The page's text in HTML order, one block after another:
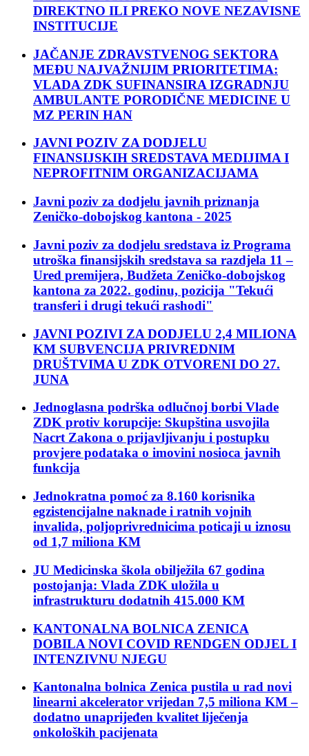
DIREKTNO ILI PREKO NOVE NEZAVISNE
INSTITUCIJE
JAČANJE ZDRAVSTVENOG SEKTORA
MEĐU NAJVAŽNIJIM PRIORITETIMA:
VLADA ZDK SUFINANSIRA IZGRADNJU
AMBULANTE PORODIČNE MEDICINE U
MZ PERIN HAN
JAVNI POZIV ZA DODJELU
FINANSIJSKIH SREDSTAVA MEDIJIMA I
NEPROFITNIM ORGANIZACIJAMA
Javni poziv za dodjelu javnih priznanja
Zeničko-dobojskog kantona - 2025
Javni poziv za dodjelu sredstava iz Programa
utroška finansijskih sredstava sa razdjela 11 –
Ured premijera, Budžeta Zeničko-dobojskog
kantona za 2022. godinu, pozicija "Tekući
transferi i drugi tekući rashodi"
JAVNI POZIVI ZA DODJELU 2,4 MILIONA
KM SUBVENCIJA PRIVREDNIM
DRUŠTVIMA U ZDK OTVORENI DO 27.
JUNA
Jednoglasna podrška odlučnoj borbi Vlade
ZDK protiv korupcije: Skupština usvojila
Nacrt Zakona o prijavljivanju i postupku
provjere podataka o imovini nosioca javnih
funkcija
Jednokratna pomoć za 8.160 korisnika
egzistencijalne naknade i ratnih vojnih
invalida, poljoprivrednicima poticaji u iznosu
od 1,7 miliona KM
JU Medicinska škola obilježila 67 godina
postojanja: Vlada ZDK uložila u
infrastrukturu dodatnih 415.000 KM
KANTONALNA BOLNICA ZENICA
DOBILA NOVI COVID RENDGEN ODJEL I
INTENZIVNU NJEGU
Kantonalna bolnica Zenica pustila u rad novi
linearni akcelerator vrijedan 7,5 miliona KM –
dodatno unaprijeđen kvalitet liječenja
onkoloških pacijenata